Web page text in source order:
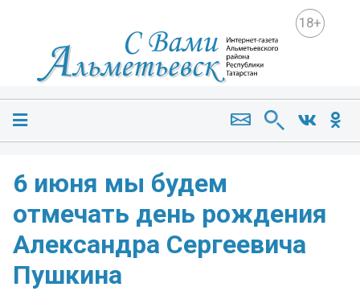
18+
6 июня мы будем
отмечать день рождения
Александра Сергеевича
Пушкина